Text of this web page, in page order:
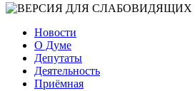
Новости
О Думе
Депутаты
Деятельность
Приёмная